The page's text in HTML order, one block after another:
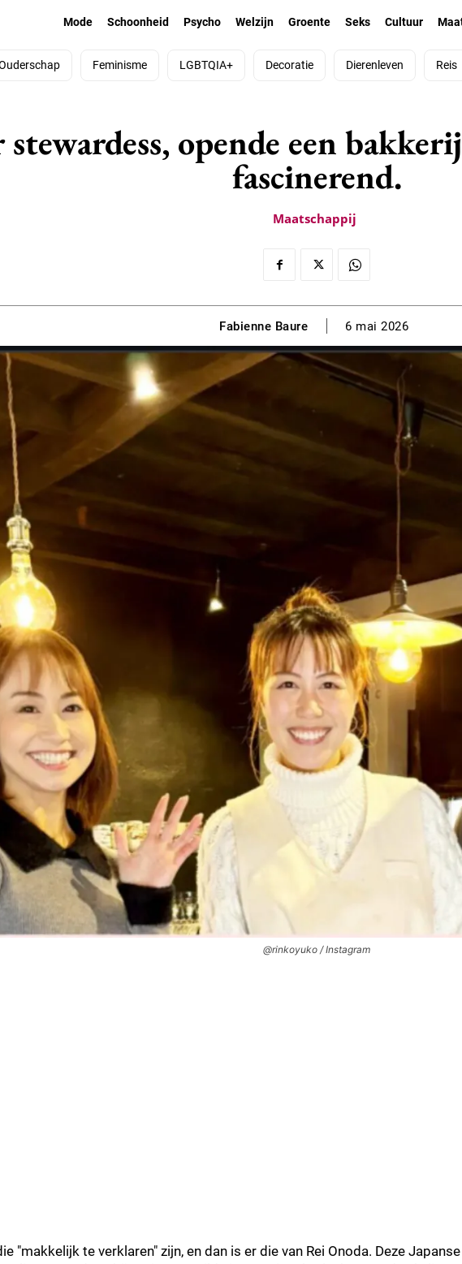
Mode Schoonheid Psycho Welzijn Groente Seks Cultuur
Feminisme LGBTQIA+ Decoratie Dierenleven Reis
stewardess, opende een
fascinerend.
Maatschappij
Fabienne Baure 6 mai 2026
@rinkoyuko / Instagram
"makkelijk te verklaren" zijn, en dan is er die van Rei Onoda. Deze Japanse